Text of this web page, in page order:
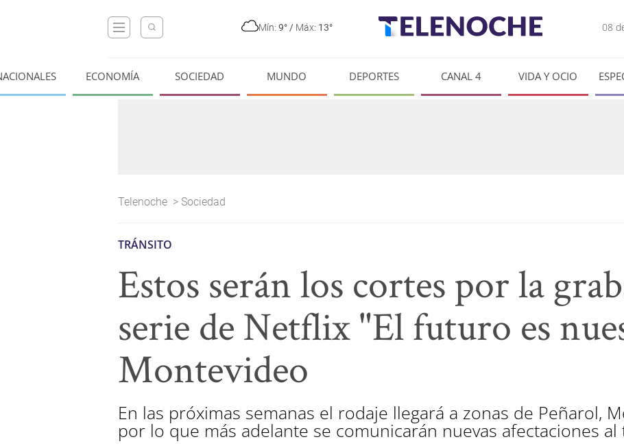
Mín: 9° / Máx: 13° 08
ECONOMÍA SOCIEDAD MUNDO DEPORTES CANAL 4 VIDA Y OCIO
Telenoche > Sociedad
TRÁNSITO
Estos serán los cortes por la
serie de Netflix "El futuro es
Montevideo
En las próximas semanas el rodaje llegará a zonas de Peñarol,
por lo que más adelante se comunicarán nuevas afectaciones al